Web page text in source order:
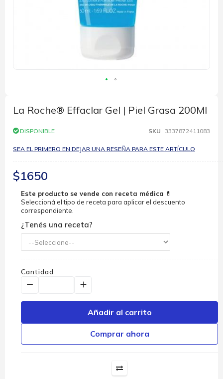
comienzo
de
galería
imágenes
La Roche® Effaclar Gel | Piel Grasa 200Ml
DISPONIBLE SKU 3337872411083
SEA EL PRIMERO EN DEJAR UNA RESEÑA PARA ESTE ARTÍCULO
$1650
Este producto se vende con receta médica 💊
Seleccioná el tipo de receta para aplicar el descuento
correspondiente.
¿Tenés una receta?
Cantidad
Añadir al carrito
Comprar ahora